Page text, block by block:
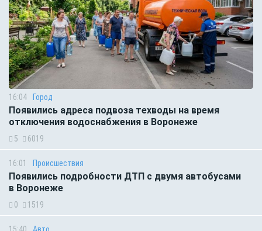
16:04 Город
Появились адреса подвоза техводы на время
отключения водоснабжения в Воронеже
5 6019
16:01 Происшествия
Появились подробности ДТП с двумя автобусами
в Воронеже
0 1519